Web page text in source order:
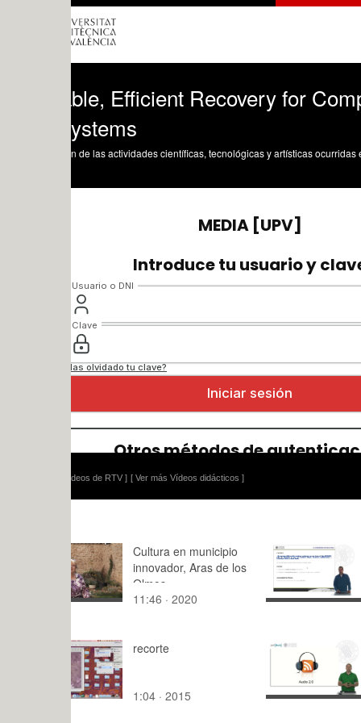
Efficient Recovery for Complex
de las actividades científicas, tecnológicas y artísticas ocurridas en los tres
[ Ver más Vídeos didácticos ]
Cultura en municipio
innovador, Aras de los
Olmos
11:46 · 2020
baldosas
3:25 · 2009
recorte
1:04 · 2015
Audio 2.0
5:48 · 2013